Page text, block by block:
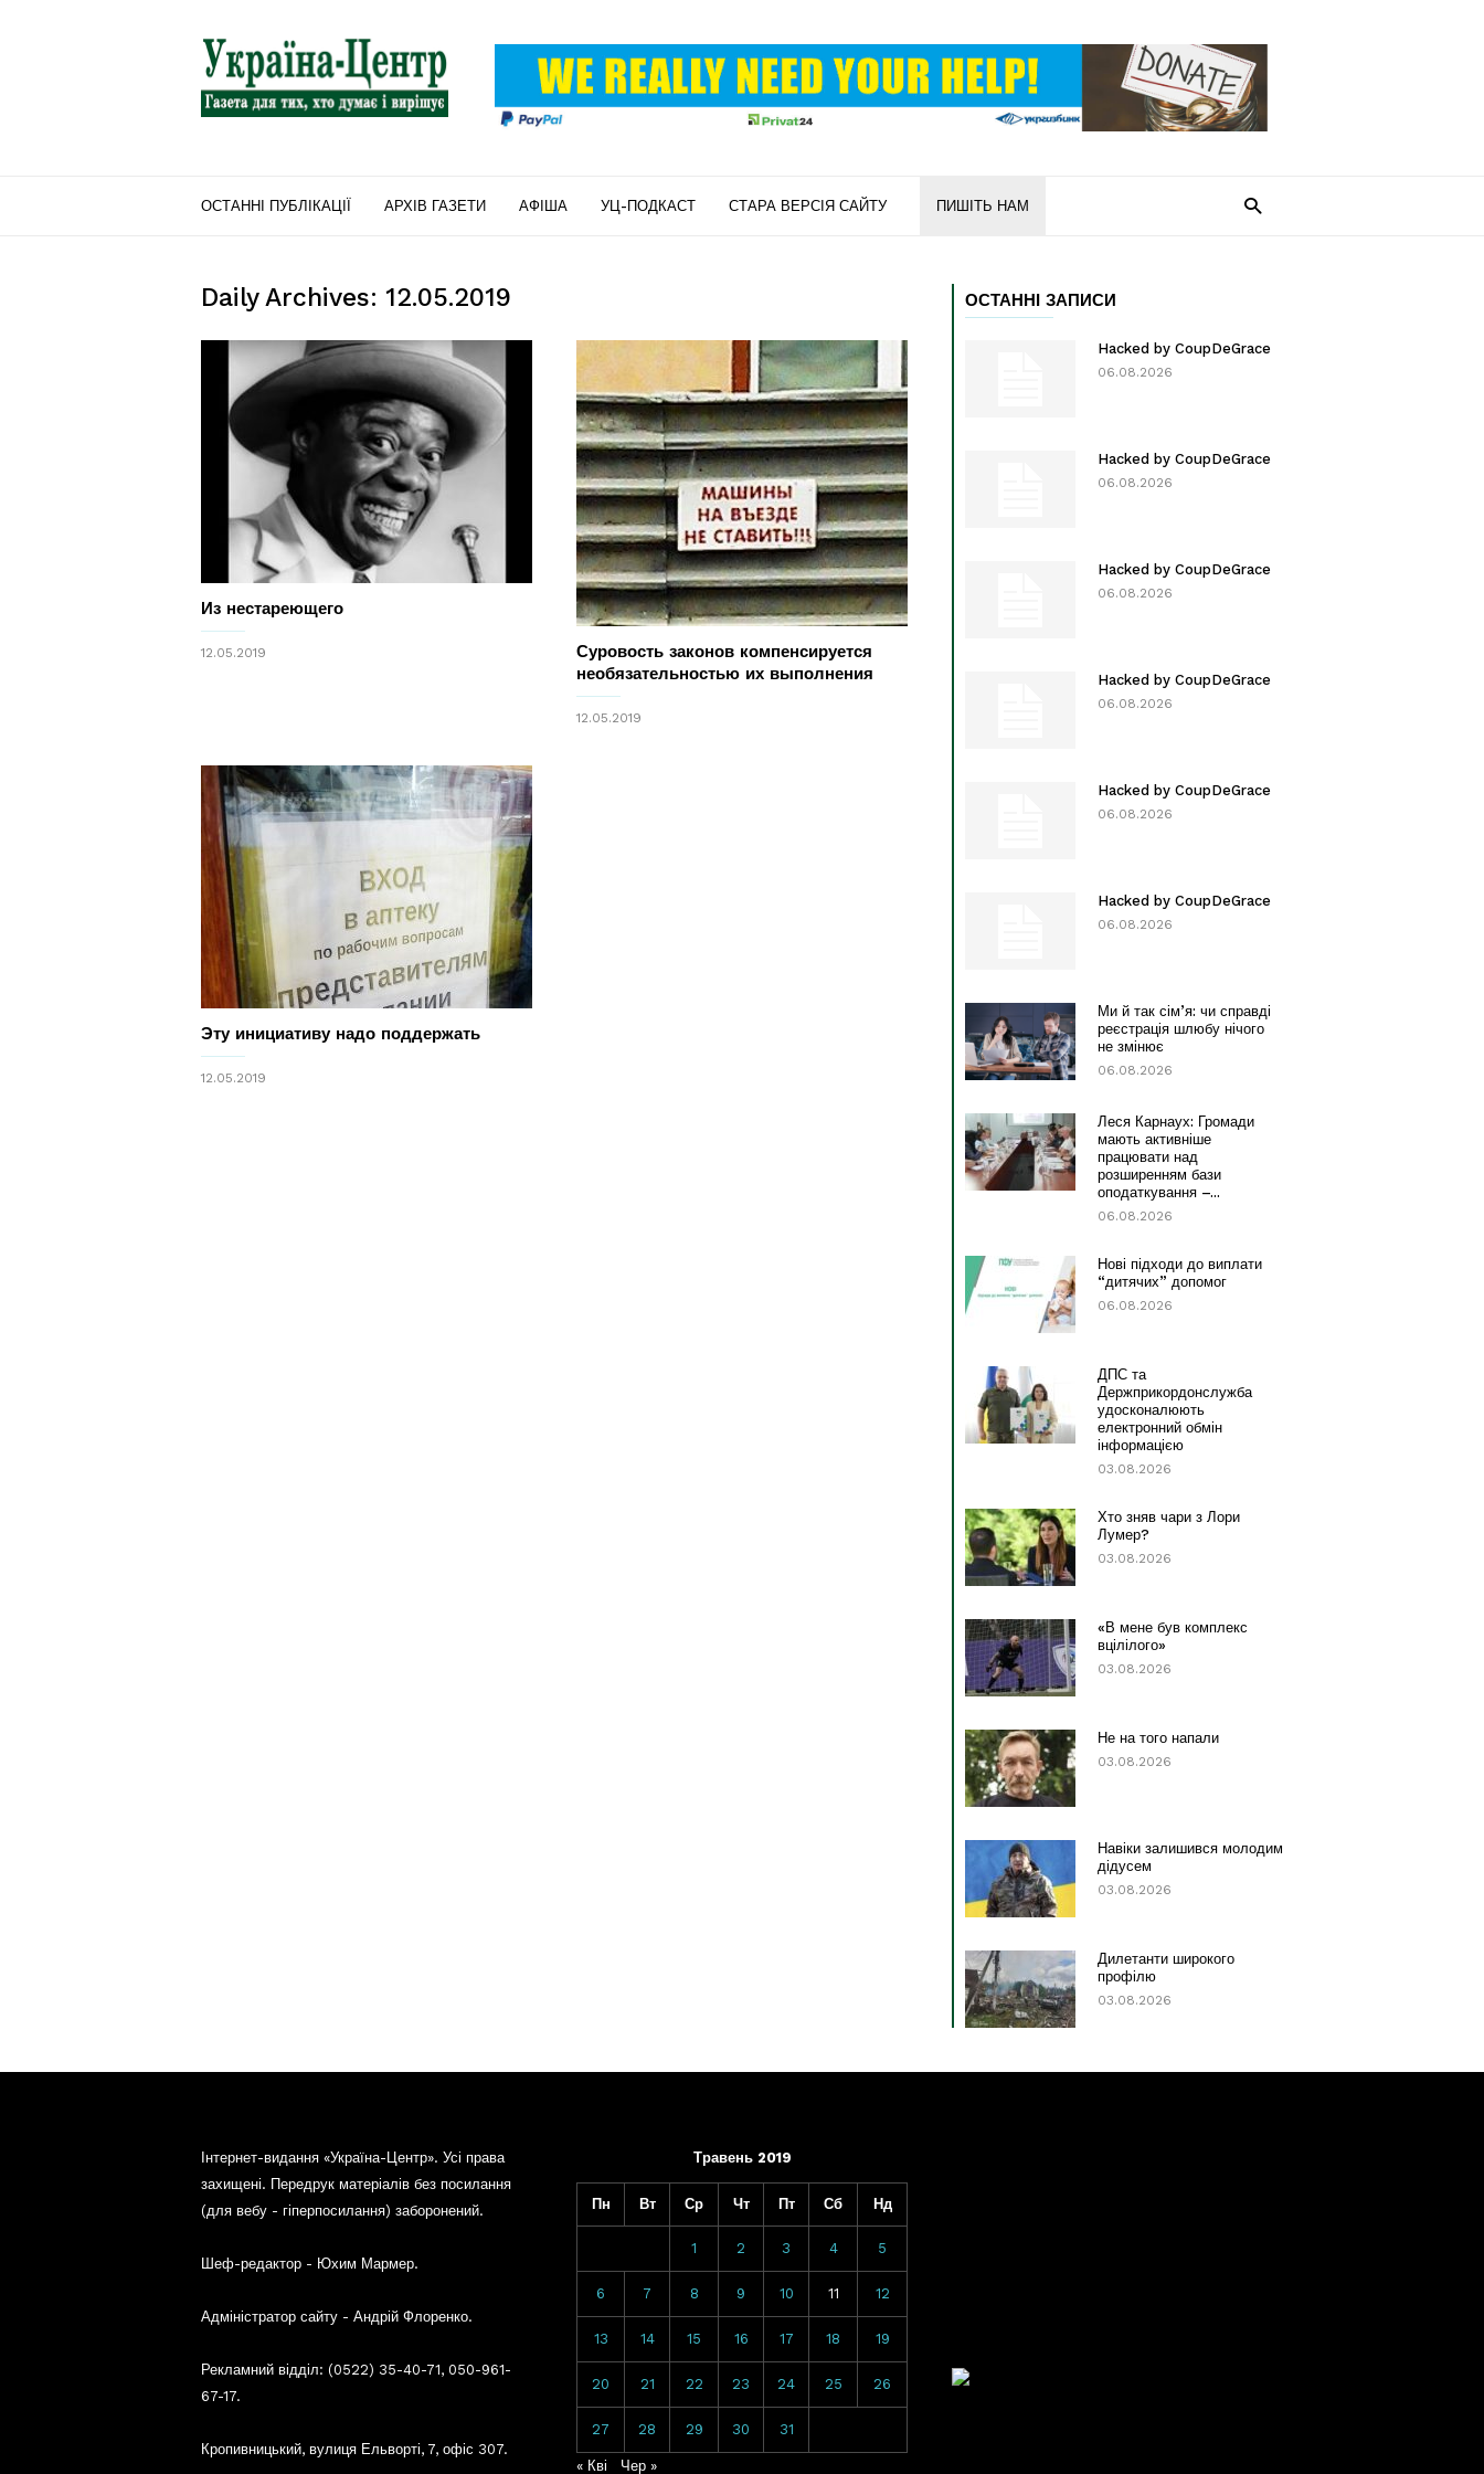
"Україна-
Центр"
ОСТАННІ ПУБЛІКАЦІЇ АРХІВ ГАЗЕТИ АФІША УЦ-ПОДКАСТ СТАРА ВЕРСІЯ САЙТУ ПИШІТЬ НАМ
Daily Archives: 12.05.2019
Из нестареющего
12.05.2019
Суровость законов компенсируется
необязательностью их выполнения
12.05.2019
Эту инициативу надо поддержать
12.05.2019
ОСТАННІ ЗАПИСИ
Hacked by CoupDeGrace
06.08.2026
Hacked by CoupDeGrace
06.08.2026
Hacked by CoupDeGrace
06.08.2026
Hacked by CoupDeGrace
06.08.2026
Hacked by CoupDeGrace
06.08.2026
Hacked by CoupDeGrace
06.08.2026
Ми й так сім’я: чи справді
реєстрація шлюбу нічого
не змінює
06.08.2026
Леся Карнаух: Громади
мають активніше
працювати над
розширенням бази
оподаткування –...
06.08.2026
Нові підходи до виплати
“дитячих” допомог
06.08.2026
ДПС та
Держприкордонслужба
удосконалюють
електронний обмін
інформацією
03.08.2026
Хто зняв чари з Лори
Лумер?
03.08.2026
«В мене був комплекс
вцілілого»
03.08.2026
Не на того напали
03.08.2026
Навіки залишився молодим
дідусем
03.08.2026
Дилетанти широкого
профілю
03.08.2026
Інтернет-видання «Україна-Центр». Усі права
захищені. Передрук матеріалів без посилання
(для вебу - гіперпосилання) заборонений.
Шеф-редактор - Юхим Мармер.
Адміністратор сайту - Андрій Флоренко.
Рекламний відділ: (0522) 35-40-71, 050-961-
67-17.
Кропивницький, вулиця Ельворті, 7, офіс 307.
Травень 2019
Пн Вт Ср Чт Пт Сб Нд
1 2 3 4 5
6 7 8 9 10 11 12
13 14 15 16 17 18 19
20 21 22 23 24 25 26
27 28 29 30 31
« Кві Чер »